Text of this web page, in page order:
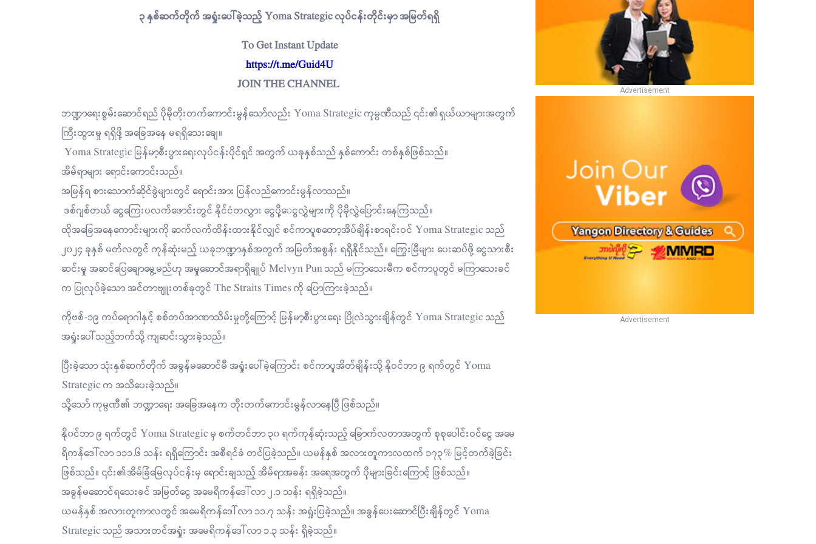
၃ နှစ်ဆက်တိုက် အရှုံးပေါ်ခဲ့သည့် Yoma Strategic လုပ်ငန်းတိုင်းမှာ အမြတ်ရရှိ
To Get Instant Update
https://t.me/Guid4U
JOIN THE CHANNEL
ဘဏ္ဍာရေးစွမ်းဆောင်ရည် ပိုမိုတိုးတက်ကောင်းမွန်သော်လည်း Yoma Strategic ကုမ္ပဏီသည် ၎င်း၏ရှယ်ယာများအတွက်
ကြီးထွားမှု ရရှိဖို့ အခြေအနေ မရရှိသေးချေ။
Yoma Strategic မြန်မာ့စီးပွားရေးလုပ်ငန်းပိုင်ရှင် အတွက် ယခုနှစ်သည် နှစ်ကောင်း တစ်နှစ်ဖြစ်သည်။
အိမ်ရာများ ရောင်းကောင်းသည်။
အမြန်ရ စားသောက်ဆိုင်ခွဲများတွင် ရောင်းအား ပြန်လည်ကောင်းမွန်လာသည်။
ဒစ်ဂျစ်တယ် ငွေကြေးပလက်ဖောင်းတွင် နိုင်ငံတလွှား ငွေပို့‌ေငွလွှဲများကို ပိုမိုလွှဲပြောင်းနေကြသည်။
ထိုအခြေအနေကောင်းများကို ဆက်လက်ထိန်းထားနိုင်လျှင် စင်ကာပူစတော့အိပ်ချိန်းစာရင်းဝင် Yoma Strategic သည်
၂၀၂၄ ခုနှစ် မတ်လတွင် ကုန်ဆုံးမည့် ယခုဘဏ္ဍာနှစ်အတွက် အမြတ်အစွန်း ရရှိနိုင်သည်။ ကြွေးမြီများ ပေးဆပ်ဖို့ ငွေသားစီး
ဆင်းမှု အဆင်ပြေချောမွေ့မည်ဟု အမှုဆောင်အရာရှိချုပ် Melvyn Pun သည် မကြာသေးမီက စင်ကာပူတွင် မကြာသေးခင်
က ပြုလုပ်ခဲ့သော အင်တာဗျူးတစ်ခုတွင် The Straits Times ကို ပြောကြားခဲ့သည်။
ကိုဗစ်-၁၉ ကပ်ရောဂါနှင့် စစ်တပ်အာဏာသိမ်းမှုတို့ကြောင့် မြန်မာ့စီးပွားရေး ပြိုလဲသွားချိန်တွင် Yoma Strategic သည်
အရှုံးပေါ်သည့်ဘက်သို့ ကျဆင်းသွားခဲ့သည်။
ပြီးခဲ့သော သုံးနှစ်ဆက်တိုက် အခွန်မဆောင်မီ အရှုံးပေါ်ခဲ့ကြောင်း စင်ကာပူအိတ်ချိန်းသို့ နိုဝင်ဘာ ၉ ရက်တွင် Yoma
Strategic က အသိပေးခဲ့သည်။
သို့သော် ကုမ္ပဏီ၏ ဘဏ္ဍာရေး အခြေအနေက ‌တိုးတက်ကောင်းမွန်လာနေပြီ ဖြစ်သည်။
နို၀င်ဘာ ၉ ရက်တွင် Yoma Strategic မှ စက်တင်ဘာ ၃၀ ရက်ကုန်ဆုံးသည့် ခြောက်လတာအတွက် စုစုပေါင်းဝင်ငွေ အမေ
ရိကန်ဒေါ်လာ ၁၁၁.၆ သန်း ရရှိကြောင်း အစီရင်ခံ တင်ပြခဲ့သည်။ ယမန်နှစ် အလားတူကာလထက် ၁၇၃% မြင့်တက်ခဲ့ခြင်း
ဖြစ်သည်။ ၎င်း၏အိမ်ခြံမြေလုပ်ငန်းမှ ရောင်းချသည့် အိမ်ရာအခန်း အရေအတွက် ပိုများခြင်းကြောင့် ဖြစ်သည်။
အခွန်မဆောင်ရသေးခင် အမြတ်ငွေ အမေရိကန်ဒေါ်လာ ၂.၁ သန်း ရရှိခဲ့သည်။
ယမန်နှစ် အလားတူကာလတွင် အမေရိကန်ဒေါ်လာ ၁၁.၇ သန်း အရှုံးပြခဲ့သည်။ အခွန်ပေးဆောင်ပြီးချိန်တွင် Yoma
Strategic သည် အသားတင်အရှုံး အမေရိကန်ဒေါ်လာ ၁.၃ သန်း ရှိခဲ့သည်။